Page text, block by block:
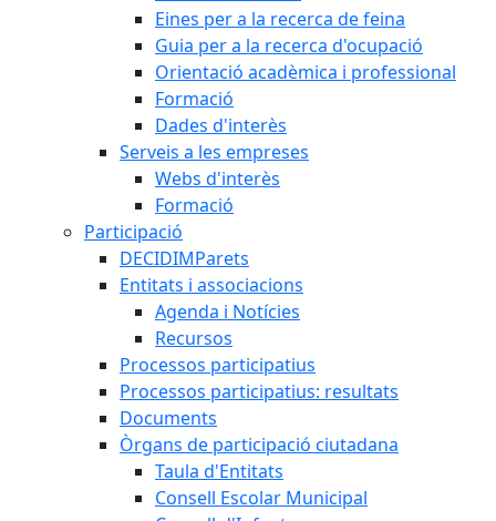
Eines per a la recerca de feina
Guia per a la recerca d'ocupació
Orientació acadèmica i professional
Formació
Dades d'interès
Serveis a les empreses
Webs d'interès
Formació
Participació
DECIDIMParets
Entitats i associacions
Agenda i Notícies
Recursos
Processos participatius
Processos participatius: resultats
Documents
Òrgans de participació ciutadana
Taula d'Entitats
Consell Escolar Municipal